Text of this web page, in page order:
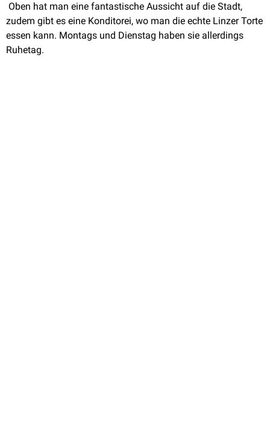
Oben hat man eine fantastische Aussicht auf die Stadt,
zudem gibt es eine Konditorei, wo man die echte Linzer Torte
essen kann. Montags und Dienstag haben sie allerdings
Ruhetag.